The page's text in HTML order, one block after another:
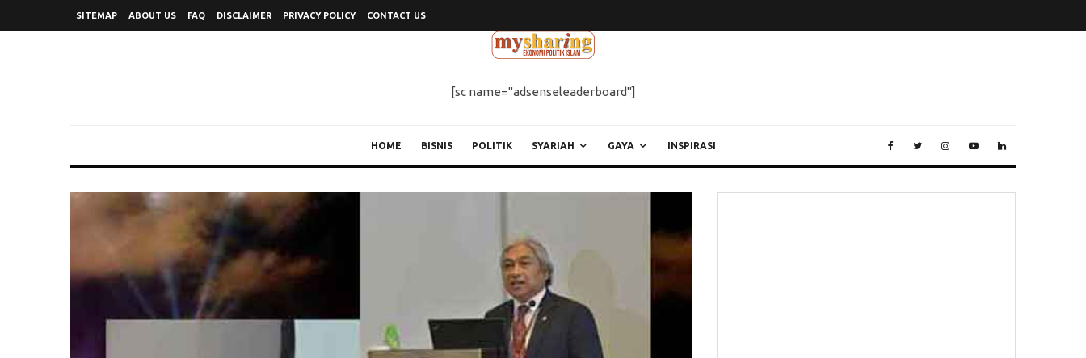
SITEMAP ABOUT US FAQ DISCLAIMER PRIVACY POLICY CONTACT US
[sc name="adsenseleaderboard"]
HOME BISNIS POLITIK SYARIAH GAYA INSPIRASI